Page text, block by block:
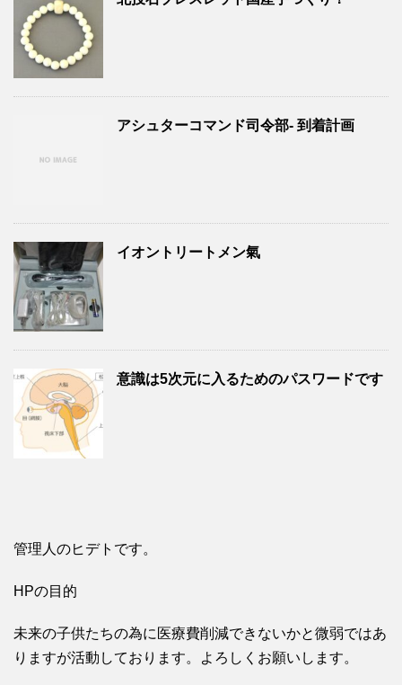
アシュターコマンド司令部- 到着計画
イオントリートメン氣
意識は5次元に入るためのパスワードです
管理人のヒデトです。
HPの目的
未来の子供たちの為に医療費削減できないかと微弱ではあ
りますが活動しております。よろしくお願いします。